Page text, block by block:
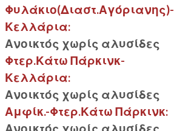
Φυλάκιο(Διαστ.Αγόριανης)-
Κελλάρια:
Ανοικτός χωρίς αλυσίδες
Φτερ.Κάτω Πάρκινκ-
Κελλάρια:
Ανοικτός χωρίς αλυσίδες
Αμφίκ.-Φτερ.Κάτω Πάρκινκ: